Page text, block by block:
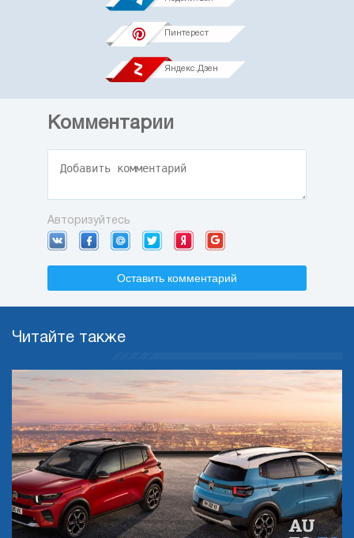
Пинтерест
Яндекс.Дзен
Комментарии
Авторизуйтесь
Оставить комментарий
Читайте также